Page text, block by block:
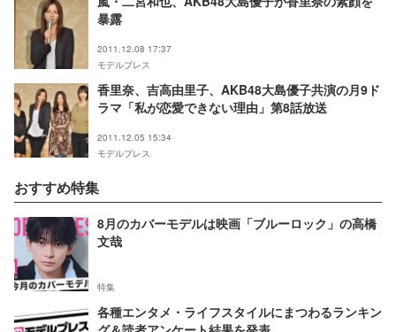
暴露
2011.12.08 17:37
モデルプレス
香里奈、吉高由里子、AKB48大島優子共演の月9ド
ラマ「私が恋愛できない理由」第8話放送
2011.12.05 15:34
モデルプレス
おすすめ特集
8月のカバーモデルは映画「ブルーロック」の高橋
文哉
特集
各種エンタメ・ライフスタイルにまつわるランキン